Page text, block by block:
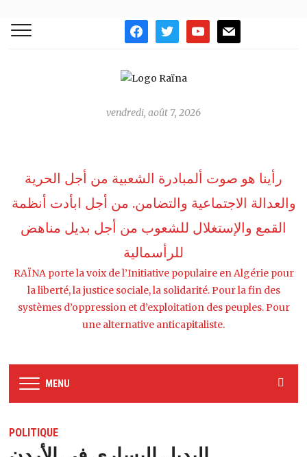
facebooktwitter youtubemail
vendredi, août 7, 2026
رأينا هو صوت ألمبادرة الشعبية من أجل الحرية
والعدالة الاجتماعية والتضامن. من أجل ابأدت أنظمة
القمع واﻹستغلال للشعوب من أجل بديل مناهض
للرأسمالية
RAÏNA porte la voix de l’Initiative populaire en Algérie pour
la liberté, la justice sociale, la solidarité. Pour la fin des
systèmes d’oppression et d’exploitation des peuples. Pour
une alternative anticapitaliste.
MENU
POLITIQUE